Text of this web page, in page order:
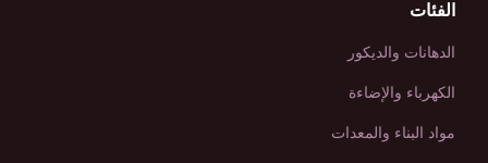
الفئات
الدهانات والديكور
الكهرباء والإضاءة
مواد البناء والمعدات